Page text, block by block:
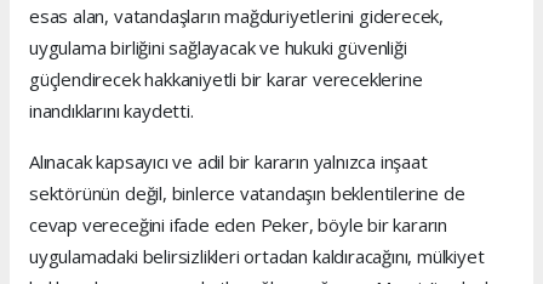
esas alan, vatandaşların mağduriyetlerini giderecek,
uygulama birliğini sağlayacak ve hukuki güvenliği
güçlendirecek hakkaniyetli bir karar vereceklerine
inandıklarını kaydetti.
Alınacak kapsayıcı ve adil bir kararın yalnızca inşaat
sektörünün değil, binlerce vatandaşın beklentilerine de
cevap vereceğini ifade eden Peker, böyle bir kararın
uygulamadaki belirsizlikleri ortadan kaldıracağını, mülkiyet